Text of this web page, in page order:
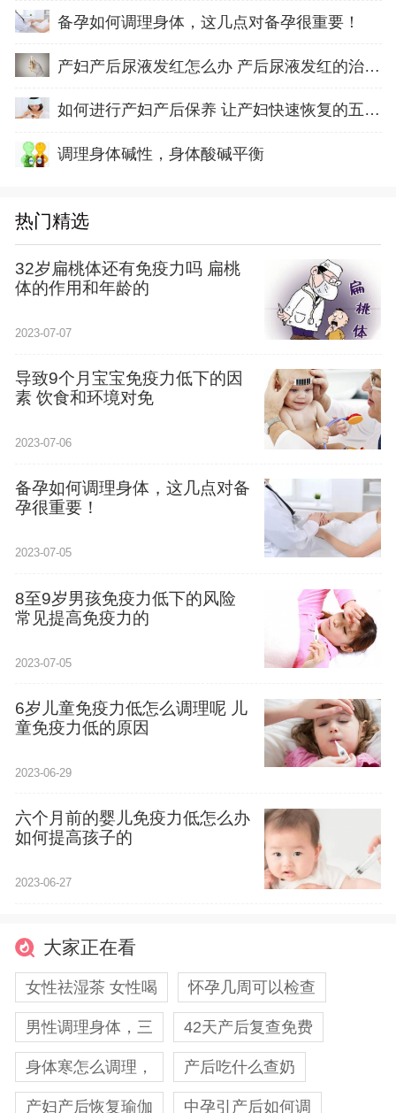
备孕如何调理身体，这几点对备孕很重要！
产妇产后尿液发红怎么办 产后尿液发红的治疗方
如何进行产妇产后保养 让产妇快速恢复的五方面
调理身体碱性，身体酸碱平衡
热门精选
32岁扁桃体还有免疫力吗 扁桃
体的作用和年龄的
2023-07-07
导致9个月宝宝免疫力低下的因
素 饮食和环境对免
2023-07-06
备孕如何调理身体，这几点对备
孕很重要！
2023-07-05
8至9岁男孩免疫力低下的风险
常见提高免疫力的
2023-07-05
6岁儿童免疫力低怎么调理呢 儿
童免疫力低的原因
2023-06-29
六个月前的婴儿免疫力低怎么办
如何提高孩子的
2023-06-27
大家正在看
女性祛湿茶 女性喝 怀孕几周可以检查
男性调理身体，三 42天产后复查免费
身体寒怎么调理， 产后吃什么查奶
产妇产后恢复瑜伽 中孕引产后如何调